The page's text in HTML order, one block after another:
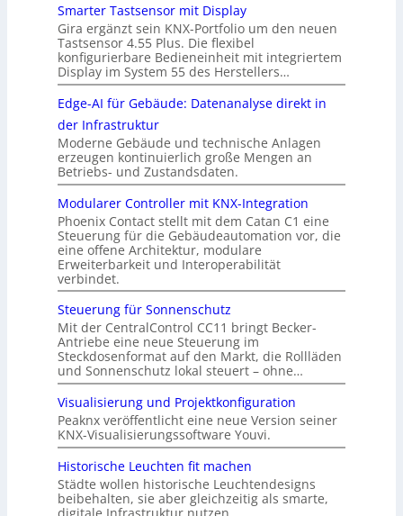
Smarter Tastsensor mit Display
Gira ergänzt sein KNX-Portfolio um den neuen
Tastsensor 4.55 Plus. Die flexibel
konfigurierbare Bedieneinheit mit integriertem
Display im System 55 des Herstellers…
Edge-AI für Gebäude: Datenanalyse direkt in
der Infrastruktur
Moderne Gebäude und technische Anlagen
erzeugen kontinuierlich große Mengen an
Betriebs- und Zustandsdaten.
Modularer Controller mit KNX-Integration
Phoenix Contact stellt mit dem Catan C1 eine
Steuerung für die Gebäudeautomation vor, die
eine offene Architektur, modulare
Erweiterbarkeit und Interoperabilität
verbindet.
Steuerung für Sonnenschutz
Mit der CentralControl CC11 bringt Becker-
Antriebe eine neue Steuerung im
Steckdosenformat auf den Markt, die Rollläden
und Sonnenschutz lokal steuert – ohne…
Visualisierung und Projektkonfiguration
Peaknx veröffentlicht eine neue Version seiner
KNX-Visualisierungssoftware Youvi.
Historische Leuchten fit machen
Städte wollen historische Leuchtendesigns
beibehalten, sie aber gleichzeitig als smarte,